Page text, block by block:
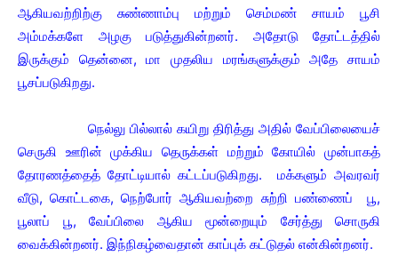
ஆகியவற்றிற்கு சுண்ணாம்பு மற்றும் செம்மண் சாயம் பூசி
அம்மக்களே அழகு படுத்துகின்றனர். அதோடு தோட்டத்தில்
இருக்கும் தென்னை, மா முதலிய மரங்களுக்கும் அதே சாயம்
பூசப்படுகிறது.
நெல்லு பில்லால் கயிறு திரித்து அதில் வேப்பிலையைச்
செருகி ஊரின் முக்கிய தெருக்கள் மற்றும் கோயில் முன்பாகத்
தோரணத்தைத் தோட்டியால் கட்டப்படுகிறது. மக்களும் அவரவர்
வீடு, கொட்டகை, நெற்போர் ஆகியவற்றை சுற்றி பண்ணைப் பூ,
பூலாப் பூ, வேப்பிலை ஆகிய மூன்றையும் சேர்த்து சொருகி
வைக்கின்றனர். இந்நிகழ்வைதான் காப்புக் கட்டுதல் என்கின்றனர்.